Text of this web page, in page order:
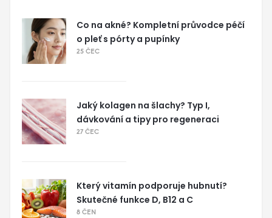
Co na akné? Kompletní průvodce péčí
o pleť s pórty a pupínky
25 ČEC
Jaký kolagen na šlachy? Typ I,
dávkování a tipy pro regeneraci
27 ČEC
Který vitamín podporuje hubnutí?
Skutečné funkce D, B12 a C
8 ČEN